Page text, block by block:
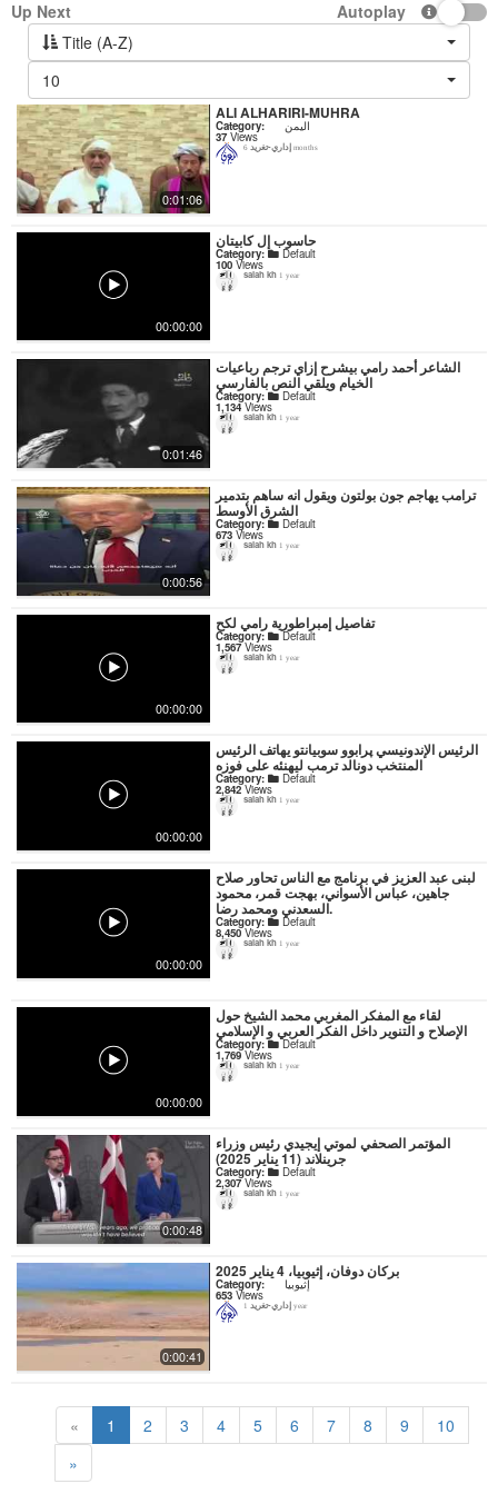
Up Next
Autoplay
Title (A-Z)
10
0:01:06
ALI ALHARIRI-MUHRA
Category: اليمن
37Views
إداري-تغريد 6 months
00:00:00
حاسوب إل كابيتان
Category: Default
100 Views
salah kh 1 year
0:01:46
‏الشاعر أحمد رامي بيشرح إزاي ترجم رباعيات
الخيام ويلقي النص بالفارسي
Category: Default
1,134Views
salah kh 1 year
0:00:56
ترامب يهاجم جون بولتون ويقول انه ساهم بتدمير
الشرق الأوسط
Category: Default
673 Views
salah kh 1 year
00:00:00
تفاصيل إمبراطورية رامي لكح
Category: Default
1,567Views
salah kh 1 year
00:00:00
الرئيس الإندونيسي پرابوو سوبيانتو يهاتف الرئيس
المنتخب دونالد ترمب ليهنئه على فوزه
Category: Default
2,842Views
salah kh 1 year
00:00:00
لبنى عبد العزيز في برنامج مع الناس تحاور صلاح
جاهين، عباس الأسواني، بهجت قمر، محمود
السعدني ومحمد رضا.
Category: Default
8,450Views
salah kh 1 year
00:00:00
لقاء مع المفكر المغربي محمد الشيخ حول
الإصلاح و التنوير داخل الفكر العربي و الإسلامي
Category: Default
1,769Views
salah kh 1 year
0:00:48
المؤتمر الصحفي لموتي إيجيدي رئيس وزراء
جرينلاند (11 يناير 2025)
Category: Default
2,307Views
salah kh 1 year
0:00:41
بركان دوفان، إثيوبيا، 4 يناير 2025
Category: إثيوبيا
653 Views
إداري-تغريد 1 year
« 1 2 3 4 5 6 7 8 9
10
»